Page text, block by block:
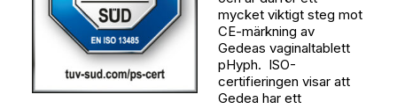
mycket viktigt steg mot
CE-märkning av
Gedeas vaginaltablett
pHyph. ISO-
certifieringen visar att
Gedea har ett